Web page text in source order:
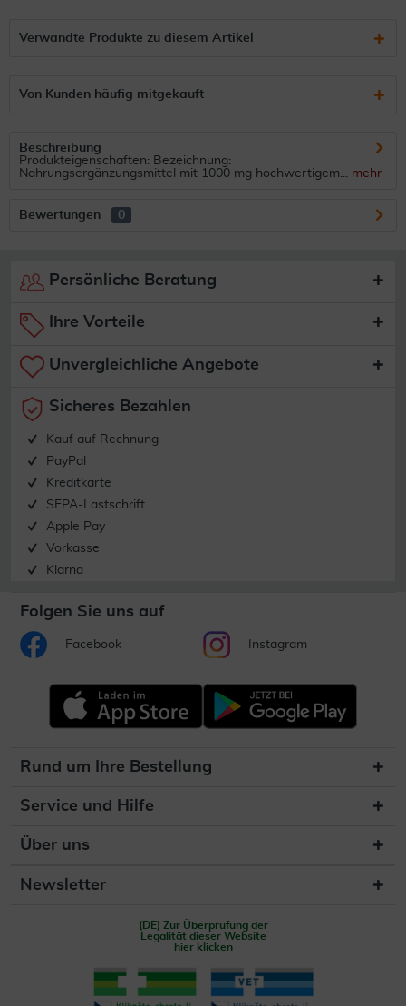
Verwandte Produkte zu diesem Artikel
Von Kunden häufig mitgekauft
Beschreibung
Produkteigenschaften: Bezeichnung:
Nahrungsergänzungsmittel mit 1000 mg hochwertigem... mehr
Bewertungen 0
Persönliche Beratung
Ihre Vorteile
Unvergleichliche Angebote
Sicheres Bezahlen
Kauf auf Rechnung
PayPal
Kreditkarte
SEPA-Lastschrift
Apple Pay
Vorkasse
Klarna
Folgen Sie uns auf
Facebook Instagram
Rund um Ihre Bestellung
Service und Hilfe
Über uns
Newsletter
(DE) Zur Überprüfung der
Legalität dieser Website
hier klicken